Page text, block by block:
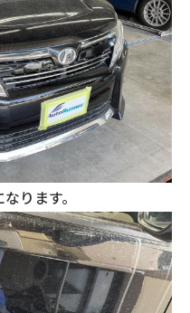
ります。